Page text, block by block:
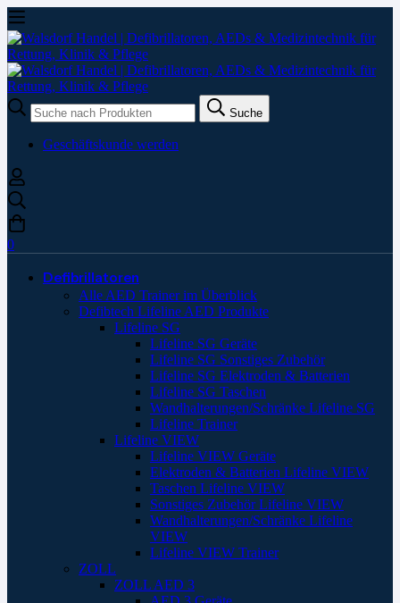
Suche
nach:
Suche
Geschäftskunde werden
0
Defibrillatoren
Alle AED Trainer im Überblick
Defibtech Lifeline AED Produkte
Lifeline SG
Lifeline SG Geräte
Lifeline SG Sonstiges Zubehör
Lifeline SG Elektroden & Batterien
Lifeline SG Taschen
Wandhalterungen/Schränke Lifeline SG
Lifeline Trainer
Lifeline VIEW
Lifeline VIEW Geräte
Elektroden & Batterien Lifeline VIEW
Taschen Lifeline VIEW
Sonstiges Zubehör Lifeline VIEW
Wandhalterungen/Schränke Lifeline
VIEW
Lifeline VIEW Trainer
ZOLL
ZOLL AED 3